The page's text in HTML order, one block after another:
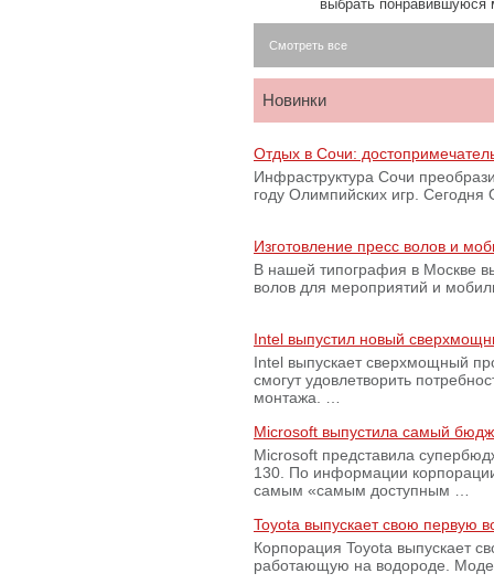
выбрать
Смотреть все
Новинки
Отдых в Сочи:
Инфраструктура Сочи
году Олимпийских игр.
Изготовление пресс волов и
В нашей типография в Москве
волов для мероприятий и
Intel выпустил новый
Intel выпускает сверхмощный
смогут удовлетворить
монтажа. …
Microsoft выпустила самый
Microsoft представила
130. По информации
самым «самым доступным …
Toyota выпускает свою первую
Корпорация Toyota выпускает
работающую на водороде.